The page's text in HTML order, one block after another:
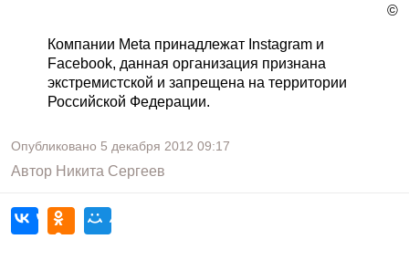
©
Компании Meta принадлежат Instagram и
Facebook, данная организация признана
экстремистской и запрещена на территории
Российской Федерации.
Опубликовано 5 декабря 2012 09:17
Автор Никита Сергеев